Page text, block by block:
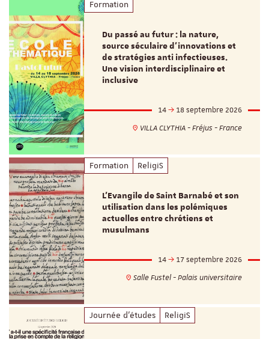
Formation
Du passé au futur : la nature,
source séculaire d’innovations et
de stratégies anti infectieuses.
Une vision interdisciplinaire et
inclusive
14
18 septembre 2026
VILLA CLYTHIA - Fréjus - France
Formation ReligiS
L’Evangile de Saint Barnabé et son
utilisation dans les polémiques
actuelles entre chrétiens et
musulmans
14
17 septembre 2026
Salle Fustel - Palais universitaire
Journée d'études ReligiS